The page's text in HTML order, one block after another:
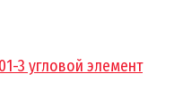
3 угловой элемент